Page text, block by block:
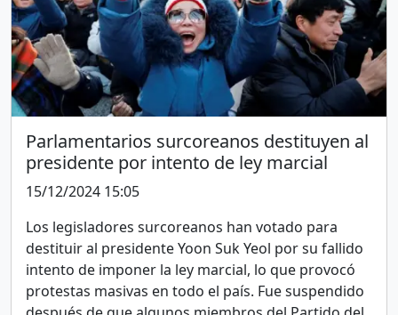
Parlamentarios surcoreanos destituyen al
presidente por intento de ley marcial
15/12/2024 15:05
Los legisladores surcoreanos han votado para
destituir al presidente Yoon Suk Yeol por su fallido
intento de imponer la ley marcial, lo que provocó
protestas masivas en todo el país. Fue suspendido